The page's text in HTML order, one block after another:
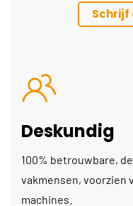
Schrijf
Deskundig
100% betrouwbare,
vakmensen, voorzien
machines.